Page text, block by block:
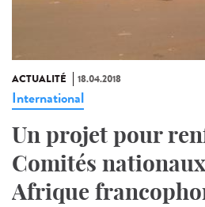
ACTUALITÉ 18.04.2018
International
Un projet pour
Comités
Afrique